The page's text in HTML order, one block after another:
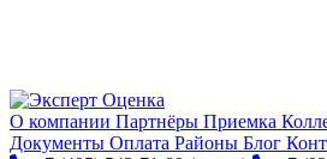
О компании Партнёры Приемка
Документы Оплата Районы Блог